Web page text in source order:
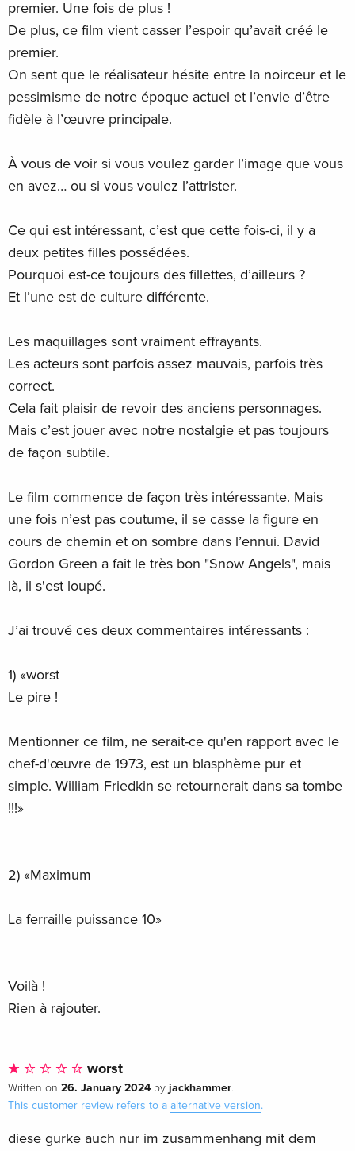
premier. Une fois de plus !
De plus, ce film vient casser l’espoir qu’avait créé le
premier.
On sent que le réalisateur hésite entre la noirceur et le
pessimisme de notre époque actuel et l’envie d’être
fidèle à l’œuvre principale.
À vous de voir si vous voulez garder l’image que vous
en avez… ou si vous voulez l’attrister.
Ce qui est intéressant, c’est que cette fois-ci, il y a
deux petites filles possédées.
Pourquoi est-ce toujours des fillettes, d’ailleurs ?
Et l’une est de culture différente.
Les maquillages sont vraiment effrayants.
Les acteurs sont parfois assez mauvais, parfois très
correct.
Cela fait plaisir de revoir des anciens personnages.
Mais c’est jouer avec notre nostalgie et pas toujours
de façon subtile.
Le film commence de façon très intéressante. Mais
une fois n’est pas coutume, il se casse la figure en
cours de chemin et on sombre dans l’ennui. David
Gordon Green a fait le très bon "Snow Angels", mais
là, il s'est loupé.
J’ai trouvé ces deux commentaires intéressants :
1) «worst
Le pire !
Mentionner ce film, ne serait-ce qu'en rapport avec le
chef-d'œuvre de 1973, est un blasphème pur et
simple. William Friedkin se retournerait dans sa tombe
!!!»
2) «Maximum
La ferraille puissance 10»
Voilà !
Rien à rajouter.
worst
Written on 26. January 2024 by jackhammer.
This customer review refers to a alternative version.
diese gurke auch nur im zusammenhang mit dem